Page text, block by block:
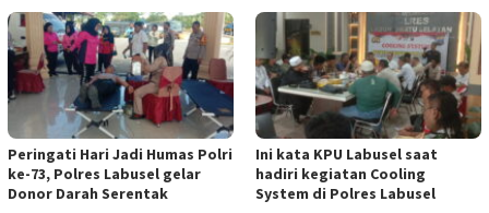
Peringati Hari Jadi Humas Polri
ke-73, Polres Labusel gelar
Donor Darah Serentak
Ini kata KPU Labusel saat
hadiri kegiatan Cooling
System di Polres Labusel